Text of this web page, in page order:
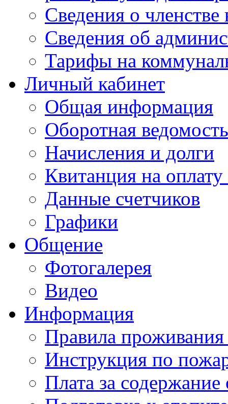
Сведения о
Сведения об
Тарифы на
Личный кабинет
Общая информация
Оборотная ведомость
Начисления и долги
Квитанция на
Данные счетчиков
Графики
Общение
Фотогалерея
Видео
Информация
Правила
Инструкция по
Плата за